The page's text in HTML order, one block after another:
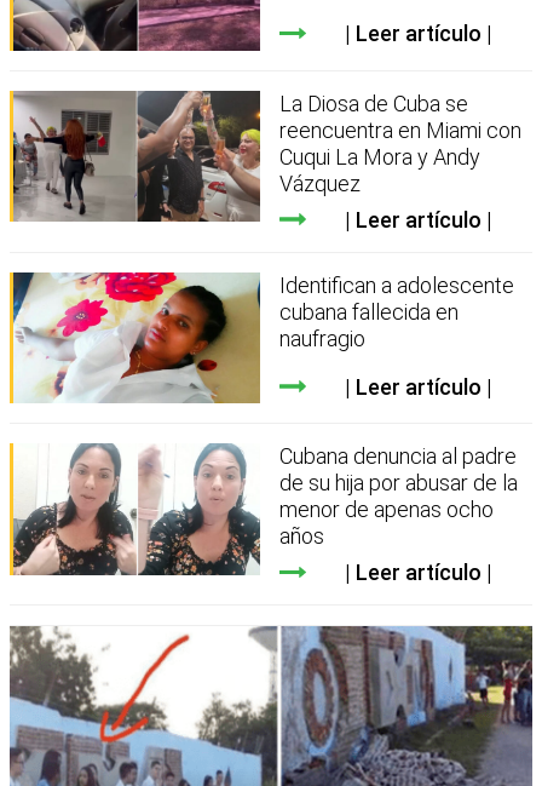
Leer artículo
La Diosa de Cuba se
reencuentra en Miami con
Cuqui La Mora y Andy
Vázquez
Leer artículo
Identifican a adolescente
cubana fallecida en
naufragio
Leer artículo
Cubana denuncia al padre
de su hija por abusar de la
menor de apenas ocho
años
Leer artículo